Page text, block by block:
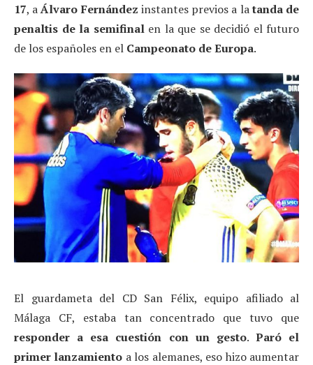
17, aÁlvaro Fernández instantes previos a latanda de
penaltis de la semifinal en la que se decidió el futuro
de los españoles en el Campeonato de Europa.
El guardameta del CD San Félix, equipo afiliado al
Málaga CF, estaba tan concentrado que tuvo que
responder a esa cuestión con un gesto. Paró el
primer lanzamiento a los alemanes, eso hizo aumentar